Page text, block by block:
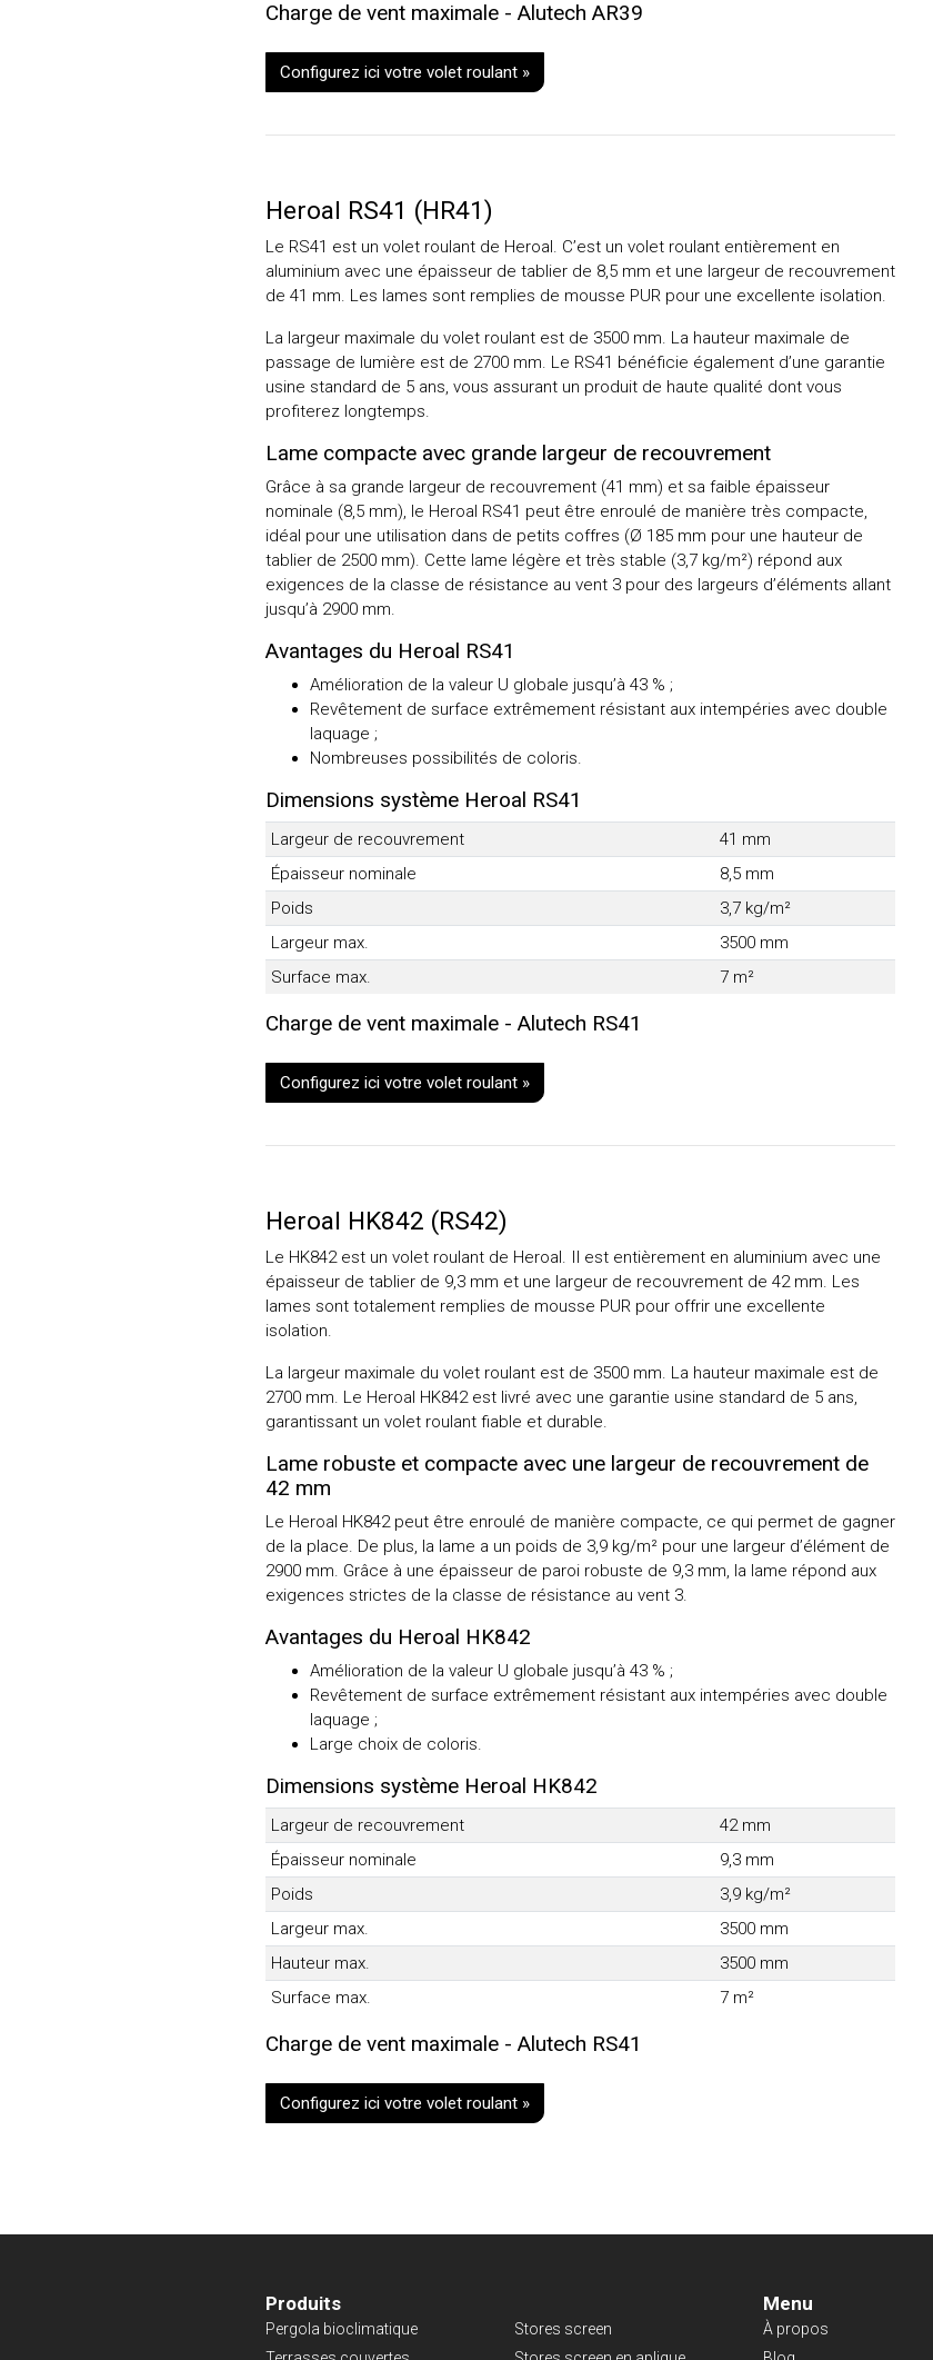
Charge de vent maximale - Alutech AR39
Configurez ici votre volet roulant »
Heroal RS41 (HR41)
Le RS41 est un volet roulant de Heroal. C’est un volet roulant entièrement en
aluminium avec une épaisseur de tablier de 8,5 mm et une largeur de recouvrement
de 41 mm. Les lames sont remplies de mousse PUR pour une excellente isolation.
La largeur maximale du volet roulant est de 3500 mm. La hauteur maximale de
passage de lumière est de 2700 mm. Le RS41 bénéficie également d’une garantie
usine standard de 5 ans, vous assurant un produit de haute qualité dont vous
profiterez longtemps.
Lame compacte avec grande largeur de recouvrement
Grâce à sa grande largeur de recouvrement (41 mm) et sa faible épaisseur
nominale (8,5 mm), le Heroal RS41 peut être enroulé de manière très compacte,
idéal pour une utilisation dans de petits coffres (Ø 185 mm pour une hauteur de
tablier de 2500 mm). Cette lame légère et très stable (3,7 kg/m²) répond aux
exigences de la classe de résistance au vent 3 pour des largeurs d’éléments allant
jusqu’à 2900 mm.
Avantages du Heroal RS41
Amélioration de la valeur U globale jusqu’à 43 % ;
Revêtement de surface extrêmement résistant aux intempéries avec double
laquage ;
Nombreuses possibilités de coloris.
Dimensions système Heroal RS41
Largeur de recouvrement
41 mm
Épaisseur nominale
8,5 mm
Poids
3,7 kg/m²
Largeur max.
3500 mm
Surface max.
7 m²
Charge de vent maximale - Alutech RS41
Configurez ici votre volet roulant »
Heroal HK842 (RS42)
Le HK842 est un volet roulant de Heroal. Il est entièrement en aluminium avec une
épaisseur de tablier de 9,3 mm et une largeur de recouvrement de 42 mm. Les
lames sont totalement remplies de mousse PUR pour offrir une excellente
isolation.
La largeur maximale du volet roulant est de 3500 mm. La hauteur maximale est de
2700 mm. Le Heroal HK842 est livré avec une garantie usine standard de 5 ans,
garantissant un volet roulant fiable et durable.
Lame robuste et compacte avec une largeur de recouvrement de
42 mm
Le Heroal HK842 peut être enroulé de manière compacte, ce qui permet de gagner
de la place. De plus, la lame a un poids de 3,9 kg/m² pour une largeur d’élément de
2900 mm. Grâce à une épaisseur de paroi robuste de 9,3 mm, la lame répond aux
exigences strictes de la classe de résistance au vent 3.
Avantages du Heroal HK842
Amélioration de la valeur U globale jusqu’à 43 % ;
Revêtement de surface extrêmement résistant aux intempéries avec double
laquage ;
Large choix de coloris.
Dimensions système Heroal HK842
Largeur de recouvrement
42 mm
Épaisseur nominale
9,3 mm
Poids
3,9 kg/m²
Largeur max.
3500 mm
Hauteur max.
3500 mm
Surface max.
7 m²
Charge de vent maximale - Alutech RS41
Configurez ici votre volet roulant »
Produits
Pergola bioclimatique
Stores screen
Menu
À propos